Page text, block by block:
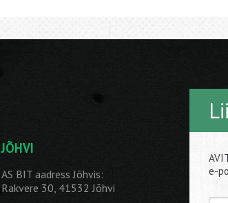
JÕHVI
AS BIT aadress Jõhvis:
Rakvere 30, 41532 Jõhvi
e-